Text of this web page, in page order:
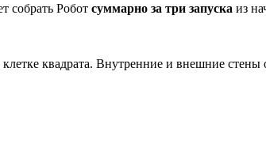
собрать Робот суммарно за три запуска из
квадрата. Внутренние и внешние